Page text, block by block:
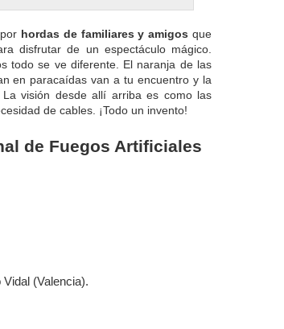
hordas de familiares y amigos que
disfrutar de un espectáculo mágico.
todo se ve diferente. El naranja de las
en paracaídas van a tu encuentro y la
visión desde allí arriba es como las
de cables. ¡Todo un invento!
de Fuegos Artificiales
(Valencia).